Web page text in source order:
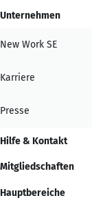
Unternehmen
New Work SE
Karriere
Presse
Hilfe & Kontakt
Mitgliedschaften
Hauptbereiche